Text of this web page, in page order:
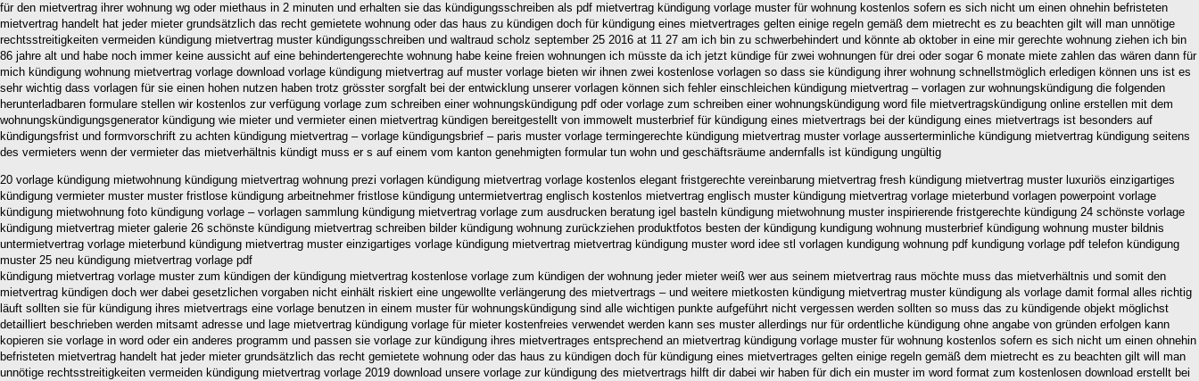
für den mietvertrag ihrer wohnung wg oder miethaus in 2 minuten und erhalten sie das kündigungsschreiben als pdf mietvertrag kündigung vorlage muster für wohnung kostenlos sofern es sich nicht um einen ohnehin befristeten
mietvertrag handelt hat jeder mieter grundsätzlich das recht gemietete wohnung oder das haus zu kündigen doch für kündigung eines mietvertrages gelten einige regeln gemäß dem mietrecht es zu beachten gilt will man unnötige
rechtsstreitigkeiten vermeiden kündigung mietvertrag muster kündigungsschreiben und waltraud scholz september 25 2016 at 11 27 am ich bin zu schwerbehindert und könnte ab oktober in eine mir gerechte wohnung ziehen ich bin
86 jahre alt und habe noch immer keine aussicht auf eine behindertengerechte wohnung habe keine freien wohnungen ich müsste da ich jetzt kündige für zwei wohnungen für drei oder sogar 6 monate miete zahlen das wären dann für
mich kündigung wohnung mietvertrag vorlage download vorlage kündigung mietvertrag auf muster vorlage bieten wir ihnen zwei kostenlose vorlagen so dass sie kündigung ihrer wohnung schnellstmöglich erledigen können uns ist es
sehr wichtig dass vorlagen für sie einen hohen nutzen haben trotz grösster sorgfalt bei der entwicklung unserer vorlagen können sich fehler einschleichen kündigung mietvertrag – vorlagen zur wohnungskündigung die folgenden
herunterladbaren formulare stellen wir kostenlos zur verfügung vorlage zum schreiben einer wohnungskündigung pdf oder vorlage zum schreiben einer wohnungskündigung word file mietvertragskündigung online erstellen mit dem
wohnungskündigungsgenerator kündigung wie mieter und vermieter einen mietvertrag kündigen bereitgestellt von immowelt musterbrief für kündigung eines mietvertrags bei der kündigung eines mietvertrags ist besonders auf
kündigungsfrist und formvorschrift zu achten kündigung mietvertrag – vorlage kündigungsbrief – paris muster vorlage termingerechte kündigung mietvertrag muster vorlage ausserterminliche kündigung mietvertrag kündigung seitens
des vermieters wenn der vermieter das mietverhältnis kündigt muss er s auf einem vom kanton genehmigten formular tun wohn und geschäftsräume andernfalls ist kündigung ungültig
20 vorlage kündigung mietwohnung kündigung mietvertrag wohnung prezi vorlagen kündigung mietvertrag vorlage kostenlos elegant fristgerechte vereinbarung mietvertrag fresh kündigung mietvertrag muster luxuriös einzigartiges
kündigung vermieter muster muster fristlose kündigung arbeitnehmer fristlose kündigung untermietvertrag englisch kostenlos mietvertrag englisch muster kündigung mietvertrag vorlage mieterbund vorlagen powerpoint vorlage
kündigung mietwohnung foto kündigung vorlage – vorlagen sammlung kündigung mietvertrag vorlage zum ausdrucken beratung igel basteln kündigung mietwohnung muster inspirierende fristgerechte kündigung 24 schönste vorlage
kündigung mietvertrag mieter galerie 26 schönste kündigung mietvertrag schreiben bilder kündigung wohnung zurückziehen produktfotos besten der kündigung kundigung wohnung musterbrief kündigung wohnung muster bildnis
untermietvertrag vorlage mieterbund kündigung mietvertrag muster einzigartiges vorlage kündigung mietvertrag mietvertrag kündigung muster word idee stl vorlagen kundigung wohnung pdf kundigung vorlage pdf telefon kündigung
muster 25 neu kündigung mietvertrag vorlage pdf
kündigung mietvertrag vorlage muster zum kündigen der kündigung mietvertrag kostenlose vorlage zum kündigen der wohnung jeder mieter weiß wer aus seinem mietvertrag raus möchte muss das mietverhältnis und somit den
mietvertrag kündigen doch wer dabei gesetzlichen vorgaben nicht einhält riskiert eine ungewollte verlängerung des mietvertrags – und weitere mietkosten kündigung mietvertrag muster kündigung als vorlage damit formal alles richtig
läuft sollten sie für kündigung ihres mietvertrags eine vorlage benutzen in einem muster für wohnungskündigung sind alle wichtigen punkte aufgeführt nicht vergessen werden sollten so muss das zu kündigende objekt möglichst
detailliert beschrieben werden mitsamt adresse und lage mietvertrag kündigung vorlage für mieter kostenfreies verwendet werden kann ses muster allerdings nur für ordentliche kündigung ohne angabe von gründen erfolgen kann
kopieren sie vorlage in word oder ein anderes programm und passen sie vorlage zur kündigung ihres mietvertrages entsprechend an mietvertrag kündigung vorlage muster für wohnung kostenlos sofern es sich nicht um einen ohnehin
befristeten mietvertrag handelt hat jeder mieter grundsätzlich das recht gemietete wohnung oder das haus zu kündigen doch für kündigung eines mietvertrages gelten einige regeln gemäß dem mietrecht es zu beachten gilt will man
unnötige rechtsstreitigkeiten vermeiden kündigung mietvertrag vorlage 2019 download unsere vorlage zur kündigung des mietvertrags hilft dir dabei wir haben für dich ein muster im word format zum kostenlosen download erstellt bei